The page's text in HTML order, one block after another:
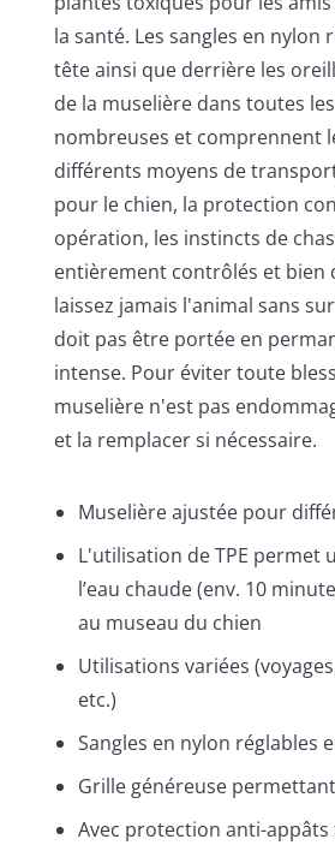
la santé. Les sangles en
tête ainsi que derrière les
de la muselière dans toutes
nombreuses et comprennent
différents moyens de
pour le chien, la protection
opération, les instincts de
entièrement contrôlés et bien
laissez jamais l'animal sans
doit pas être portée en
intense. Pour éviter toute
muselière n'est pas
et la remplacer si nécessaire.
Muselière ajustée pour
L'utilisation de TPE permet
l’eau chaude (env. 10
au museau du chien
Utilisations variées
etc.)
Sangles en nylon
Grille généreuse
Avec protection anti-